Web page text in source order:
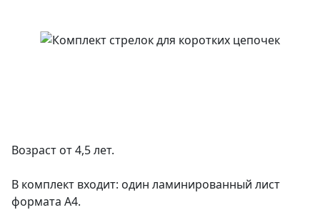
Возраст от 4,5 лет.
В комплект входит: один ламинированный лист
формата А4.